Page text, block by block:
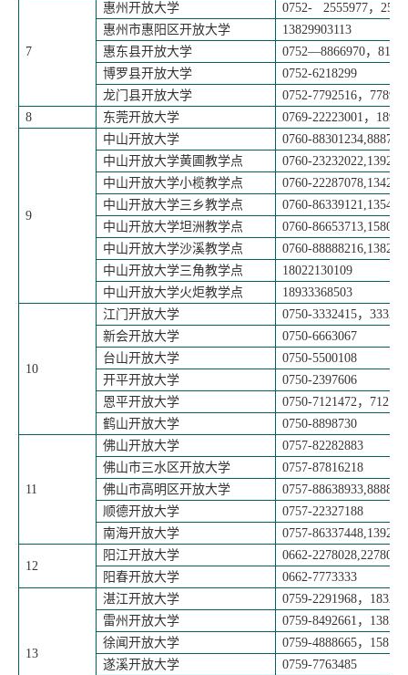
7
惠州开放大学 0752- 2555977，
惠州市惠阳区开放大学
13829903113
惠东县开放大学
0752—8866970，
博罗县开放大学
0752-6218299
龙门县开放大学
0752-7792516，
8
东莞开放大学 0769-22223001 ，
9
中山开放大学
0760-
中山开放大学黄圃教学点
0760-
中山开放大学小榄教学点
0760-
中山开放大学三乡教学点
0760-
中山开放大学坦洲教学点
0760-
中山开放大学沙溪教学点
0760-
中山开放大学三角教学点
18022130109
中山开放大学火炬教学点
18933368503
10
江门开放大学 0750-3332415，
新会开放大学
0750-6663067
台山开放大学
0750-5500108
开平开放大学
0750-2397606
恩平开放大学
0750-7121472 ，
鹤山开放大学
0750-8898730
11
佛山开放大学
0757-82282883
佛山市三水区开放大学
0757-87816218
佛山市高明区开放大学
0757-
顺德开放大学
0757-22327188
南海开放大学
0757-
12
阳江开放大学
0662-2278028,2278038
阳春开放大学
0662-7773333
13
湛江开放大学 0759-2291968，
雷州开放大学
0759-8492661 ，
徐闻开放大学
0759-4888665，
遂溪开放大学
0759-7763485